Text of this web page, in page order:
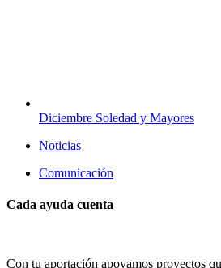
Diciembre Soledad y Mayores
Noticias
Comunicación
Cada ayuda cuenta
Con tu aportación apoyamos proyectos